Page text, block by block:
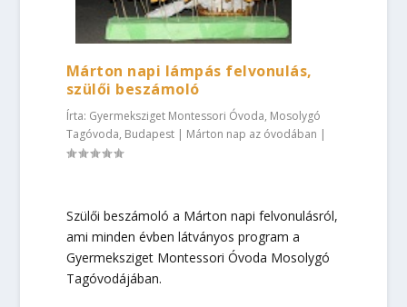
Márton napi lámpás felvonulás,
szülői beszámoló
Írta: Gyermeksziget Montessori Óvoda, Mosolygó
Tagóvoda, Budapest| Márton nap az óvodában |
Szülői beszámoló a Márton napi felvonulásról,
ami minden évben látványos program a
Gyermeksziget Montessori Óvoda Mosolygó
Tagóvodájában.